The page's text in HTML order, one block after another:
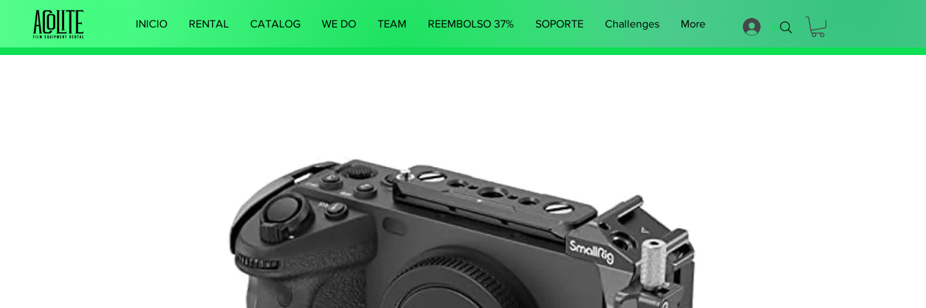
INICIO RENTAL CATALOG WE DO TEAM REEMBOLSO 37% SOPORTE Challenges More Iniciar sesión